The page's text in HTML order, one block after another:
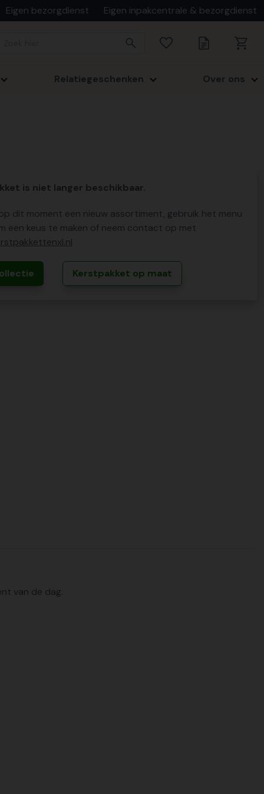
Eigen bezorgdienst Eigen inpakcentrale & bezorgdienst
Relatiegeschenken Over ons
is niet langer beschikbaar.
dit moment een nieuw assortiment, gebruik het menu
een keus te maken of neem contact op met
Kerstpakket op maat
van de dag.